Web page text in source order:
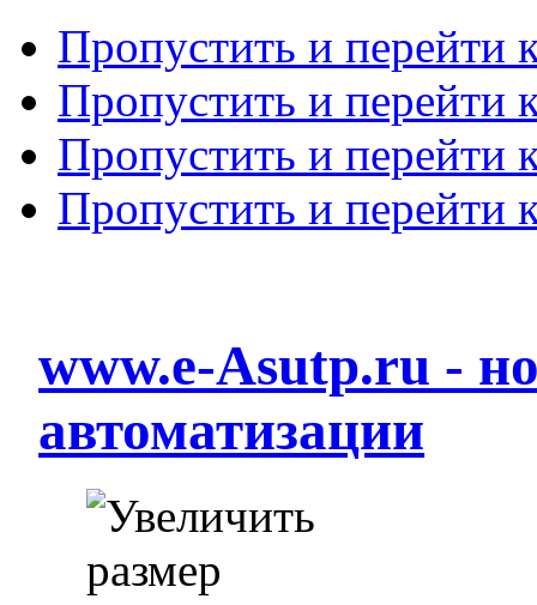
Пропустить и перейти
Пропустить и перейти
Пропустить и перейти
Пропустить и перейти
www.e-Asutp.ru -
автоматизации